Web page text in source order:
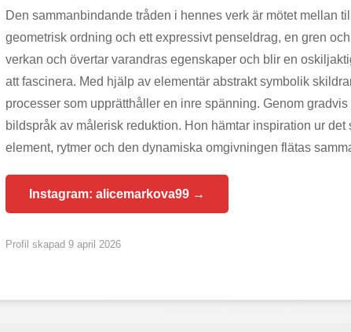
Den sammanbindande tråden i hennes verk är mötet mellan
geometrisk ordning och ett expressivt penseldrag, en gren
verkan och övertar varandras egenskaper och blir en
att fascinera. Med hjälp av elementär abstrakt symbolik
processer som upprätthåller en inre spänning. Genom
bildspråk av målerisk reduktion. Hon hämtar inspiration ur
element, rytmer och den dynamiska omgivningen flätas
Instagram: alicemarkova99 →
Profil skapad 9 april 2026